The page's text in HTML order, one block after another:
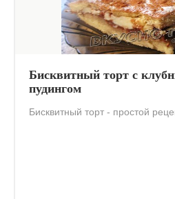
Бисквитный торт с
пудингом
Бисквитный торт - простой